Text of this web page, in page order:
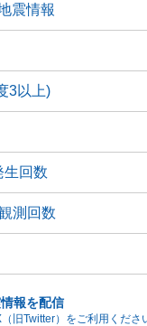
震情報
3以上)
生回数
測回数
報を配信
旧Twitter）をご利用くださ